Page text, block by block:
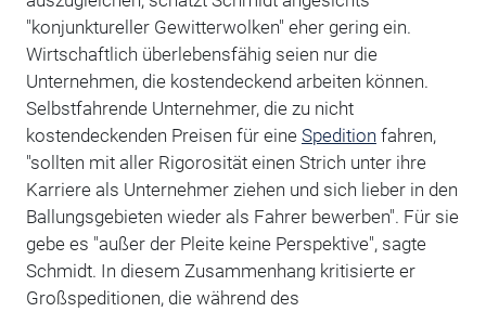
"konjunktureller Gewitterwolken" eher gering ein.
Wirtschaftlich überlebensfähig seien nur die
Unternehmen, die kostendeckend arbeiten können.
Selbstfahrende Unternehmer, die zu nicht
kostendeckenden Preisen für eine Spedition fahren,
"sollten mit aller Rigorosität einen Strich unter ihre
Karriere als Unternehmer ziehen und sich lieber in den
Ballungsgebieten wieder als Fahrer bewerben". Für sie
gebe es "außer der Pleite keine Perspektive", sagte
Schmidt. In diesem Zusammenhang kritisierte er
Großspeditionen, die während des